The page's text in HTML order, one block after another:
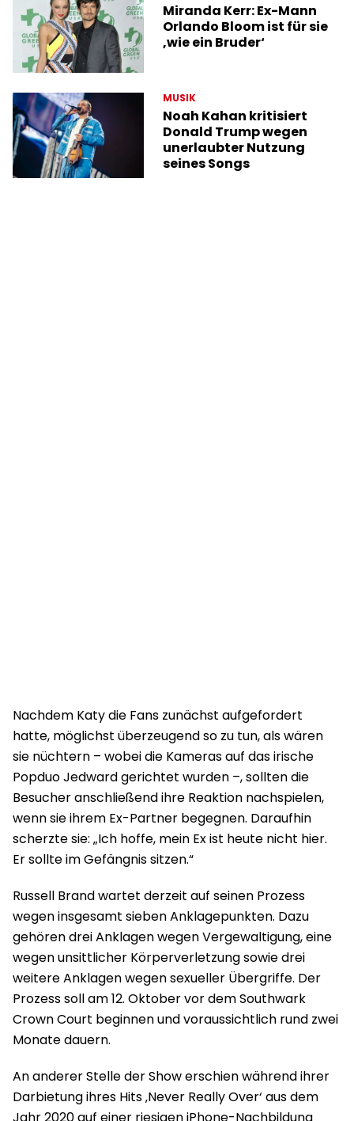
Miranda Kerr: Ex-Mann
Orlando Bloom ist für sie
‚wie ein Bruder‘
MUSIK
Noah Kahan kritisiert
Donald Trump wegen
unerlaubter Nutzung
seines Songs
Nachdem Katy die Fans zunächst aufgefordert
hatte, möglichst überzeugend so zu tun, als wären
sie nüchtern – wobei die Kameras auf das irische
Popduo Jedward gerichtet wurden –, sollten die
Besucher anschließend ihre Reaktion nachspielen,
wenn sie ihrem Ex-Partner begegnen. Daraufhin
scherzte sie: „Ich hoffe, mein Ex ist heute nicht hier.
Er sollte im Gefängnis sitzen.“
Russell Brand wartet derzeit auf seinen Prozess
wegen insgesamt sieben Anklagepunkten. Dazu
gehören drei Anklagen wegen Vergewaltigung, eine
wegen unsittlicher Körperverletzung sowie drei
weitere Anklagen wegen sexueller Übergriffe. Der
Prozess soll am 12. Oktober vor dem Southwark
Crown Court beginnen und voraussichtlich rund zwei
Monate dauern.
An anderer Stelle der Show erschien während ihrer
Darbietung ihres Hits ‚Never Really Over‘ aus dem
Jahr 2020 auf einer riesigen iPhone-Nachbildung